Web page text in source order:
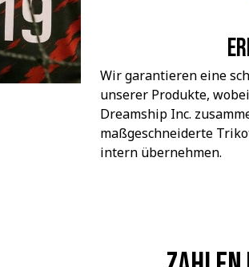
Wir garantieren eine
unserer Produkte,
Dreamship Inc.
maßgeschneiderte
intern übernehmen.